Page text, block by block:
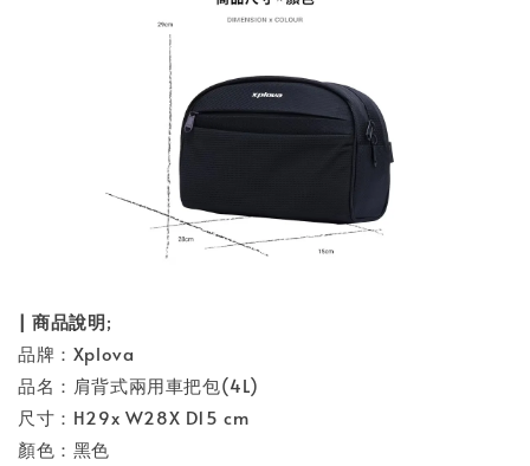
| 商品說明;
品牌：Xplova
品名：肩背式兩用車把包(4L)
尺寸：H29x W28X D15 cm
顏色：黑色